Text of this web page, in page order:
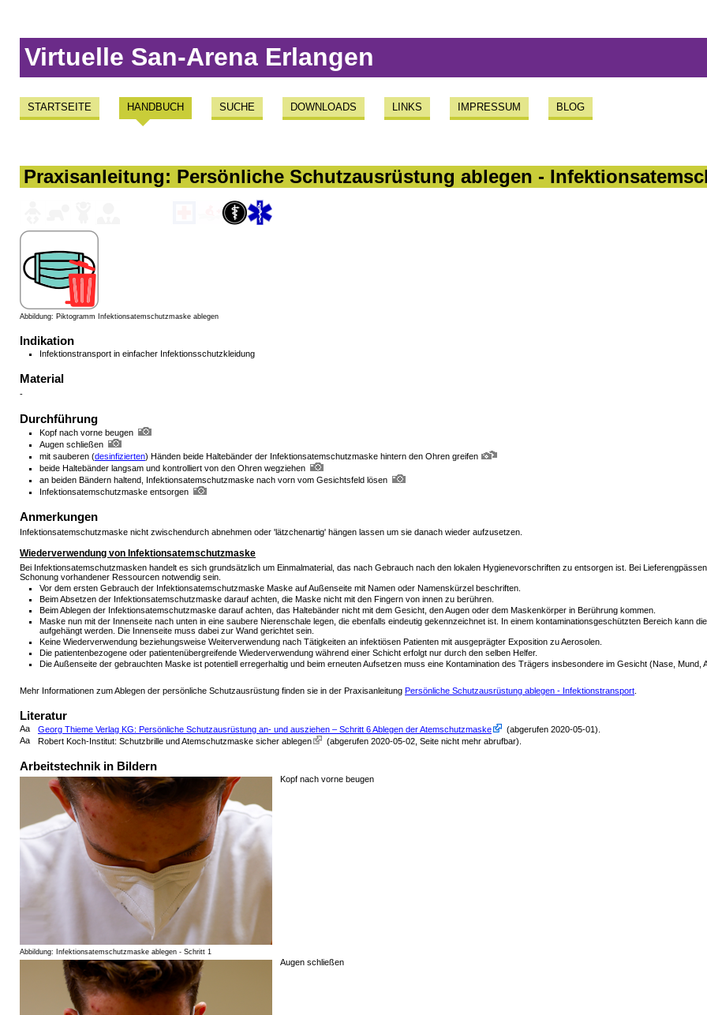
Virtuelle San-Arena Erlangen
STARTSEITE HANDBUCH SUCHE DOWNLOADS LINKS IMPRESSUM BLOG
Praxisanleitung: Persönliche Schutzausrüstung ablegen -
Abbildung: Piktogramm Infektionsatemschutzmaske ablegen
Indikation
Infektionstransport in einfacher Infektionsschutzkleidung
Material
-
Durchführung
Kopf nach vorne beugen
Augen schließen
mit sauberen (desinfizierten) Händen beide Haltebänder der Infektionsatemschutzmaske hintern den Ohren greifen
beide Haltebänder langsam und kontrolliert von den Ohren wegziehen
an beiden Bändern haltend, Infektionsatemschutzmaske nach vorn vom Gesichtsfeld lösen
Infektionsatemschutzmaske entsorgen
Anmerkungen
Infektionsatemschutzmaske nicht zwischendurch abnehmen oder 'lätzchenartig' hängen lassen um sie danach wieder aufzusetzen.
Wiederverwendung von Infektionsatemschutzmaske
Bei Infektionsatemschutzmasken handelt es sich grundsätzlich um Einmalmaterial, das nach Gebrauch nach den lokalen Hygienevorschriften zu entsorgen ist. Bei
Schonung vorhandener Ressourcen notwendig sein.
Vor dem ersten Gebrauch der Infektionsatemschutzmaske Maske auf Außenseite mit Namen oder Namenskürzel beschriften.
Beim Absetzen der Infektionsatemschutzmaske darauf achten, die Maske nicht mit den Fingern von innen zu berühren.
Beim Ablegen der Infektionsatemschutzmaske darauf achten, das Haltebänder nicht mit dem Gesicht, den Augen oder dem Maskenkörper in Berührung kommen.
Maske nun mit der Innenseite nach unten in eine saubere Nierenschale legen, die ebenfalls eindeutig gekennzeichnet ist. In einem kontaminationsgeschützten Bereich kann
aufgehängt werden. Die Innenseite muss dabei zur Wand gerichtet sein.
Keine Wiederverwendung beziehungsweise Weiterverwendung nach Tätigkeiten an infektiösen Patienten mit ausgeprägter Exposition zu Aerosolen.
Die patientenbezogene oder patientenübergreifende Wiederverwendung während einer Schicht erfolgt nur durch den selben Helfer.
Die Außenseite der gebrauchten Maske ist potentiell erregerhaltig und beim erneuten Aufsetzen muss eine Kontamination des Trägers insbesondere im Gesicht (Nase, Mund,
Mehr Informationen zum Ablegen der persönliche Schutzausrüstung finden sie in der Praxisanleitung Persönliche Schutzausrüstung ablegen - Infektionstransport.
Literatur
Aa Georg Thieme Verlag KG: Persönliche Schutzausrüstung an- und ausziehen – Schritt 6 Ablegen der Atemschutzmaske (abgerufen 2020-05-01)
Aa
Robert Koch-Institut: Schutzbrille und Atemschutzmaske sicher ablegen (abgerufen 2020-05-02, Seite nicht mehr abrufbar)
Arbeitstechnik in Bildern
Abbildung: Infektionsatemschutzmaske ablegen - Schritt 1
Kopf nach vorne beugen
Augen schließen